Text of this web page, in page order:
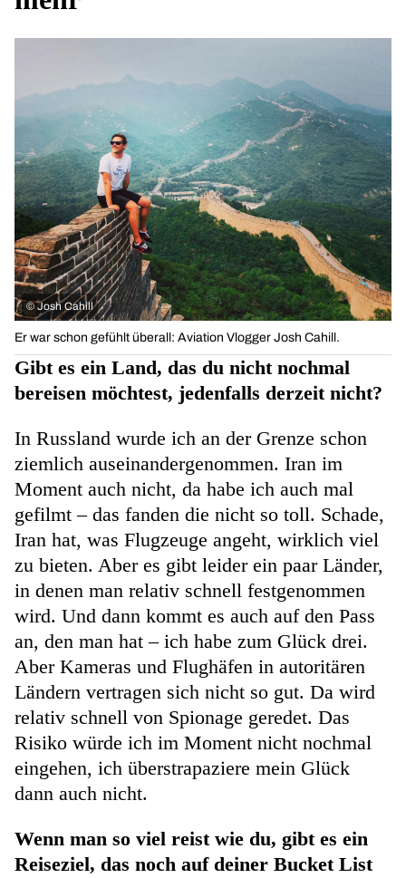
© Josh Cahill
Er war schon gefühlt überall: Aviation Vlogger Josh Cahill.
Gibt es ein Land, das du nicht nochmal
bereisen möchtest, jedenfalls derzeit nicht?
In Russland wurde ich an der Grenze schon
ziemlich auseinandergenommen. Iran im
Moment auch nicht, da habe ich auch mal
gefilmt – das fanden die nicht so toll. Schade,
Iran hat, was Flugzeuge angeht, wirklich viel
zu bieten. Aber es gibt leider ein paar Länder,
in denen man relativ schnell festgenommen
wird. Und dann kommt es auch auf den Pass
an, den man hat – ich habe zum Glück drei.
Aber Kameras und Flughäfen in autoritären
Ländern vertragen sich nicht so gut. Da wird
relativ schnell von Spionage geredet. Das
Risiko würde ich im Moment nicht nochmal
eingehen, ich überstrapaziere mein Glück
dann auch nicht.
Wenn man so viel reist wie du, gibt es ein
Reiseziel, das noch auf deiner Bucket List